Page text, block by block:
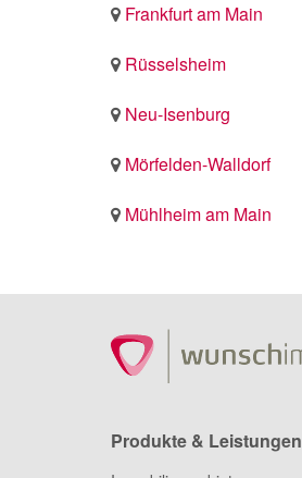
Frankfurt am Main
Rüsselsheim
Neu-Isenburg
Mörfelden-Walldorf
Mühlheim am Main
Produkte & Leistungen